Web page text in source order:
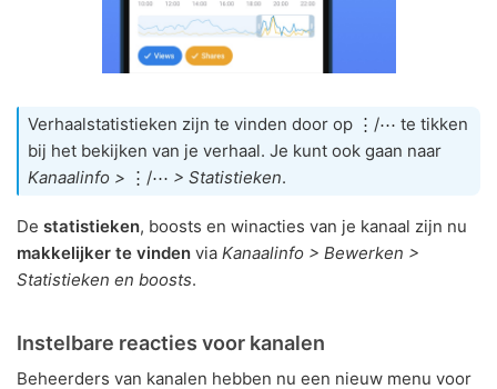
Verhaalstatistieken zijn te vinden door op ⋮/⋯ te tikken
bij het bekijken van je verhaal. Je kunt ook gaan naar
Kanaalinfo > ⋮/⋯ > Statistieken.
De statistieken, boosts en winacties van je kanaal zijn nu
makkelijker te vinden via Kanaalinfo > Bewerken >
Statistieken en boosts.
Instelbare reacties voor kanalen
Beheerders van kanalen hebben nu een nieuw menu voor